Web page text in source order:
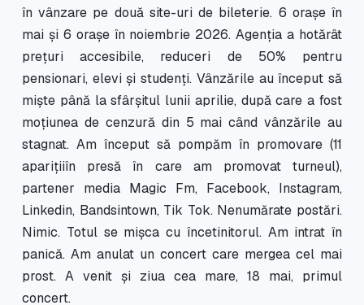
în vânzare pe două site-uri de bileterie. 6 orașe în
mai și 6 orașe în noiembrie 2026. Agenția a hotărât
prețuri accesibile, reduceri de 50% pentru
pensionari, elevi și studenți. Vânzările au început să
miște până la sfârșitul lunii aprilie, după care a fost
moțiunea de cenzură din 5 mai când vânzările au
stagnat. Am început să pompăm în promovare (11
aparițiiîn presă în care am promovat turneul),
partener media Magic Fm, Facebook, Instagram,
Linkedin, Bandsintown, Tik Tok. Nenumărate postări.
Nimic. Totul se mișca cu încetinitorul. Am intrat în
panică. Am anulat un concert care mergea cel mai
prost. A venit și ziua cea mare, 18 mai, primul
concert.